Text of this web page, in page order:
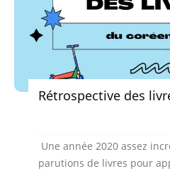
Rétrospective des
Une année 2020 assez
parutions de livres pour